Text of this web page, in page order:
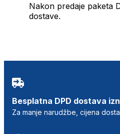
Nakon predaje paketa
dostave.
Besplatna DPD dostava
Za manje narudžbe, cijena